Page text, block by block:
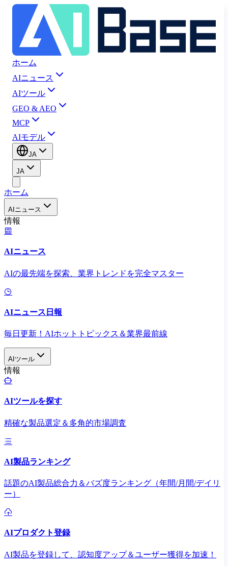
ホーム
AIニュース
AIツール
GEO & AEO
MCP
AIモデル
JA
JA
ホーム
AIニュース
情報
AIニュース
AIの最先端を探索、業界トレンドを完全マスター
AIニュース日報
毎日更新！AIホットトピックス＆業界最前線
AIツール
情報
AIツールを探す
精確な製品選定＆多角的市場調査
AI製品ランキング
話題のAI製品総合力＆バズ度ランキング（年間/月間/デイリ
ー）
AIプロダクト登録
AI製品を登録して、認知度アップ＆ユーザー獲得を加速！